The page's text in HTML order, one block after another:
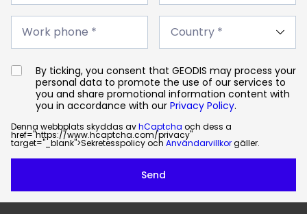
*
Work
phone
Work phone *
Country
By ticking, you consent that GEODIS may process your
personal data to promote the use of our services to
you and share promotional information content with
you in accordance with our Privacy Policy.
Denna webbplats skyddas avhCaptcha och dess a
href="https://www.hcaptcha.com/privacy"
target="_blank">Sekretesspolicy och Användarvillkorgäller.